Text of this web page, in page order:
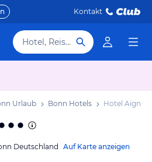
Kontakt
Hotel, Reiseziel
Urlaub Bonn Hotels Hotel Aigner
Deutschland Auf Karte anzeigen